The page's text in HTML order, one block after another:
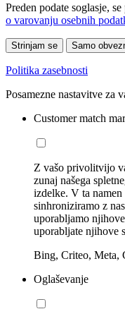
Preden podate soglasje,
o varovanju osebnih
Strinjam se Samo
Politika zasebnosti
Posamezne nastavitve za
Customer match
Z vašo privolitvijo
zunaj našega
izdelke. V ta namen
sinhroniziramo z
uporabljamo
uporabljate njihove
Bing, Criteo, Meta,
Oglaševanje